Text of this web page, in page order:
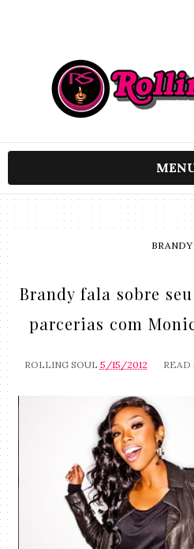
BRANDY
Brandy fala sobre
parcerias com
ROLLING SOUL 5/15/2012 READ